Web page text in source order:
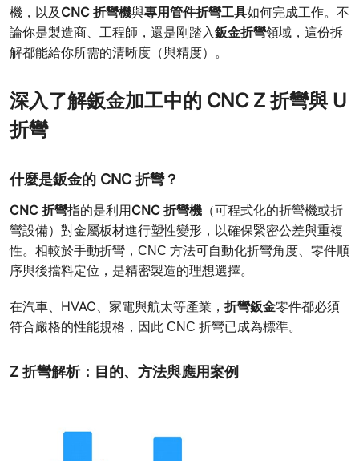
機，以及 CNC 折彎機與專用管件折彎工具如何完成工作。不
論你是製造商、工程師，還是剛踏入鈑金折彎領域，這份拆
解都能給你所需的清晰度（與精度）。
深入了解鈑金加工中的 CNC Z 折彎與 U
折彎
什麼是鈑金的 CNC 折彎？
CNC 折彎指的是利用 CNC 折彎機 （可程式化的折彎機或折
彎設備）對金屬板材進行塑性變形，以確保緊密公差與重複
性。相較於手動折彎，CNC 方法可自動化折彎角度、零件順
序與後擋料定位，是精密製造的理想選擇。
在汽車、HVAC、家電與航太等產業， 折彎鈑金零件都必須
符合嚴格的性能規格，因此 CNC 折彎已成為標準。
Z 折彎解析：目的、方法與應用案例